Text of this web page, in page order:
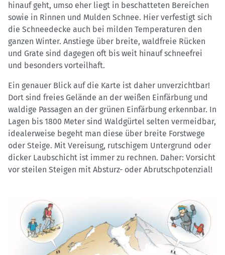
hinauf geht, umso eher liegt in beschatteten Bereichen
sowie in Rinnen und Mulden Schnee. Hier verfestigt sich
die Schneedecke auch bei milden Temperaturen den
ganzen Winter. Anstiege über breite, waldfreie Rücken
und Grate sind dagegen oft bis weit hinauf schneefrei
und besonders vorteilhaft.
Ein genauer Blick auf die Karte ist daher unverzichtbar!
Dort sind freies Gelände an der weißen Einfärbung und
waldige Passagen an der grünen Einfärbung erkennbar. In
Lagen bis 1800 Meter sind Waldgürtel selten vermeidbar,
idealerweise begeht man diese über breite Forstwege
oder Steige. Mit Vereisung, rutschigem Untergrund oder
dicker Laubschicht ist immer zu rechnen. Daher: Vorsicht
vor steilen Steigen mit Absturz- oder Abrutschpotenzial!